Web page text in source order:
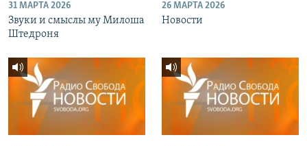
31 МАРТА 2026
Звуки и смыслы му Милоша
Штедроня
26 МАРТА 2026
Новости